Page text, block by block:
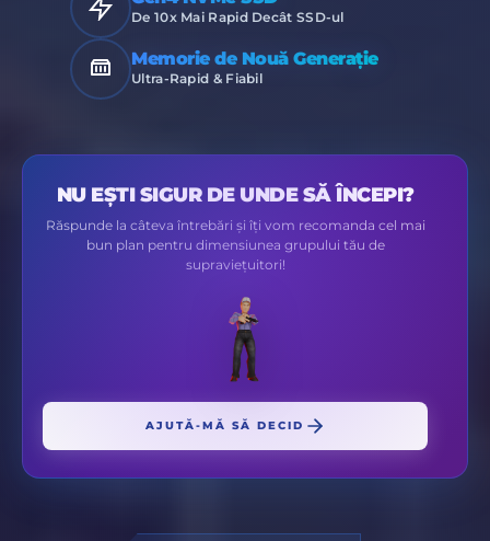
De 10x Mai Rapid Decât SSD-ul
Memorie de Nouă Generație
Ultra-Rapid & Fiabil
NU EȘTI SIGUR DE UNDE SĂ ÎNCEPI?
Răspunde la câteva întrebări și îți vom recomanda cel mai
bun plan pentru dimensiunea grupului tău de
supraviețuitori!
AJUTĂ-MĂ SĂ DECID